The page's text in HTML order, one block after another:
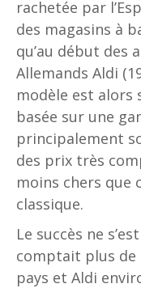
rachetée par
des magasins à
qu’au début des
Allemands Aldi
modèle est
basée sur une
principalement
des prix très
moins chers que
classique.
Le succès ne
comptait plus de
pays et Aldi